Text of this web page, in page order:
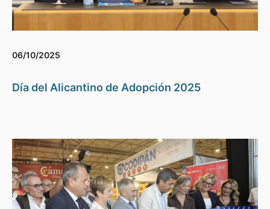
06/10/2025
Día del Alicantino de Adopción 2025